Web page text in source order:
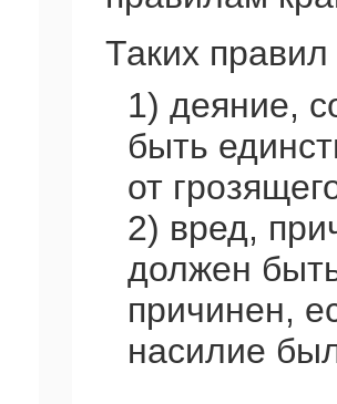
Таких правил
1) деяние,
быть
от
2) вред,
должен
причинен,
насилие